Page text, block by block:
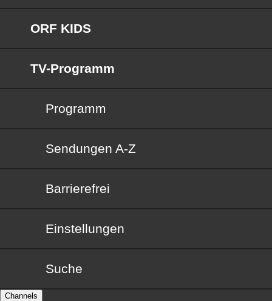
ORF KIDS
TV-Programm
Programm
Sendungen von A bis Z
Sendungen A-Z
Barrierefrei
Barrierefrei
Einstellungen
Suche
Channels